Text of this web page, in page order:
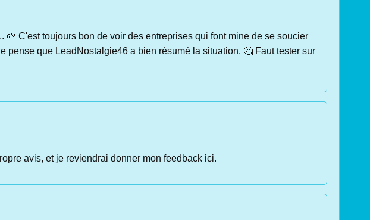
C'est toujours bon de voir des entreprises qui font mine de se soucier
que LeadNostalgie46 a bien résumé la situation. 🤔 Faut tester sur
avis, et je reviendrai donner mon feedback ici.